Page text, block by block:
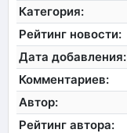
Категория:
Рейтинг новости:
Дата добавления:
Комментариев:
Автор:
Рейтинг автора: